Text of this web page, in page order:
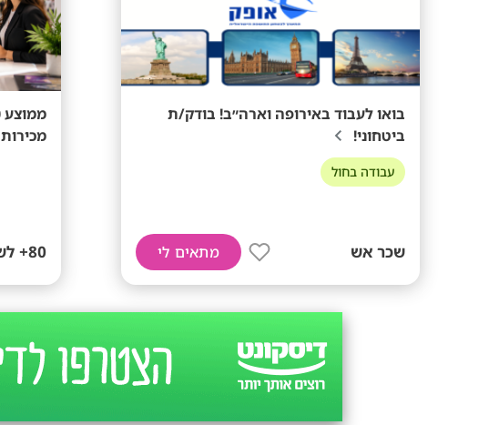
בואו לעבוד באירופה וארה״ב! בודק/ת
ביטחוני!
עבודה בחול
שכר אש מתאים לי
מכירות